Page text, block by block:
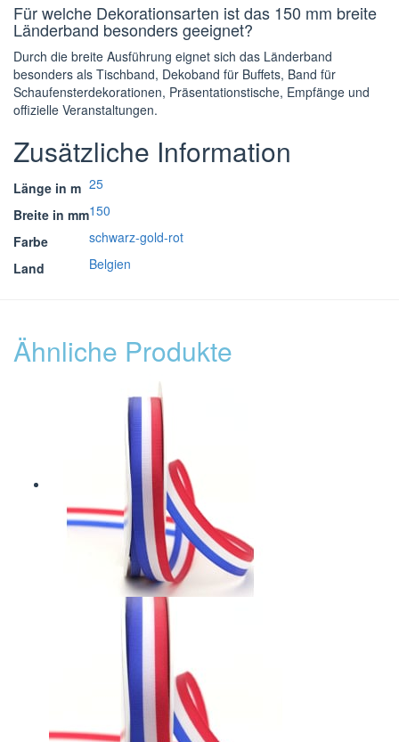
Für welche Dekorationsarten ist das 150 mm breite
Länderband besonders geeignet?
Durch die breite Ausführung eignet sich das Länderband
besonders als Tischband, Dekoband für Buffets, Band für
Schaufensterdekorationen, Präsentationstische, Empfänge und
offizielle Veranstaltungen.
Zusätzliche Information
Länge in m 25
Breite in mm150
Farbe
schwarz-gold-rot
Land
Belgien
Ähnliche Produkte